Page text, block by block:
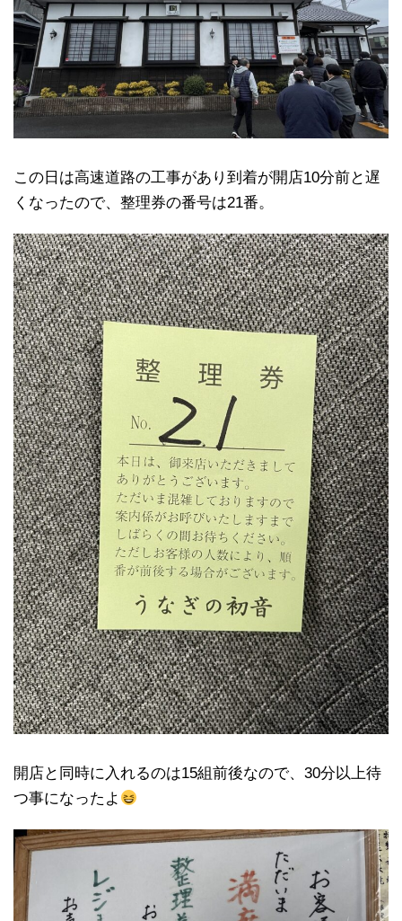
この日は高速道路の工事があり到着が開店10分前と遅
くなったので、整理券の番号は21番。
開店と同時に入れるのは15組前後なので、30分以上待
つ事になったよ